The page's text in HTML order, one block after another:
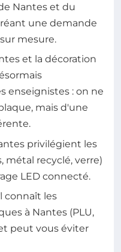
Nantes et du
une demande
mesure.
et la décoration
enseignistes : on ne
mais d'une
privilégient les
métal recyclé, verre)
LED connecté.
connaît les
à Nantes (PLU,
peut vous éviter